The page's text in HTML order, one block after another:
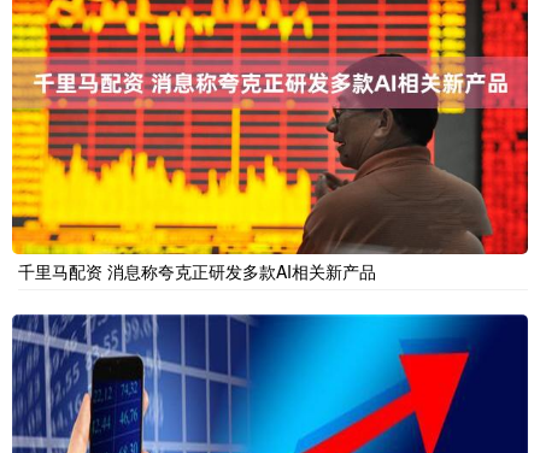
千里马配资 消息称夸克正研发多款AI相关新产品